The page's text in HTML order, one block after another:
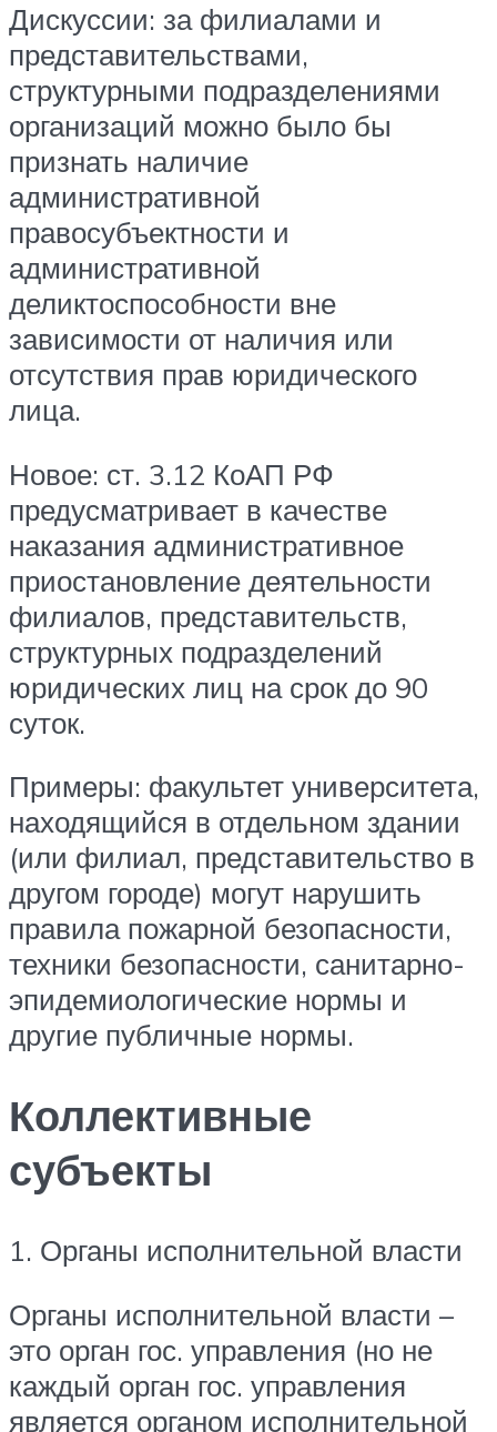
Дискуссии: за филиалами и
представительствами,
структурными подразделениями
организаций можно было бы
признать наличие
административной
правосубъектности и
административной
деликтоспособности вне
зависимости от наличия или
отсутствия прав юридического
лица.
Новое: ст. 3.12 КоАП РФ
предусматривает в качестве
наказания административное
приостановление деятельности
филиалов, представительств,
структурных подразделений
юридических лиц на срок до 90
суток.
Примеры: факультет университета,
находящийся в отдельном здании
(или филиал, представительство в
другом городе) могут нарушить
правила пожарной безопасности,
техники безопасности, санитарно-
эпидемиологические нормы и
другие публичные нормы.
Коллективные
субъекты
1. Органы исполнительной власти
Органы исполнительной власти –
это орган гос. управления (но не
каждый орган гос. управления
является органом исполнительной